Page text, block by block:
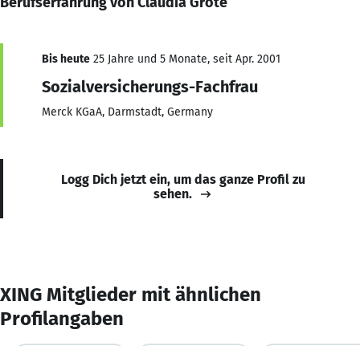
Bis heute 25 Jahre und 5 Monate, seit Apr. 2001
Sozialversicherungs-Fachfrau
Merck KGaA, Darmstadt, Germany
Logg Dich jetzt ein, um das ganze Profil zu
sehen.
XING Mitglieder mit ähnlichen
Profilangaben